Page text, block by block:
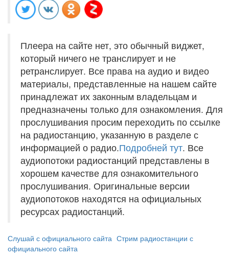
Плеера на сайте нет, это обычный виджет,
который ничего не транслирует и не
ретранслирует. Все права на аудио и видео
материалы, представленные на нашем сайте
принадлежат их законным владельцам и
предназначены только для ознакомления. Для
прослушивания просим переходить по ссылке
на радиостанцию, указанную в разделе с
информацией о радио.Подробней тут. Все
аудиопотоки радиостанций представлены в
хорошем качестве для ознакомительного
прослушивания. Оригинальные версии
аудиопотоков находятся на официальных
ресурсах радиостанций.
Слушай с официального сайта Стрим радиостанции с
официального сайта